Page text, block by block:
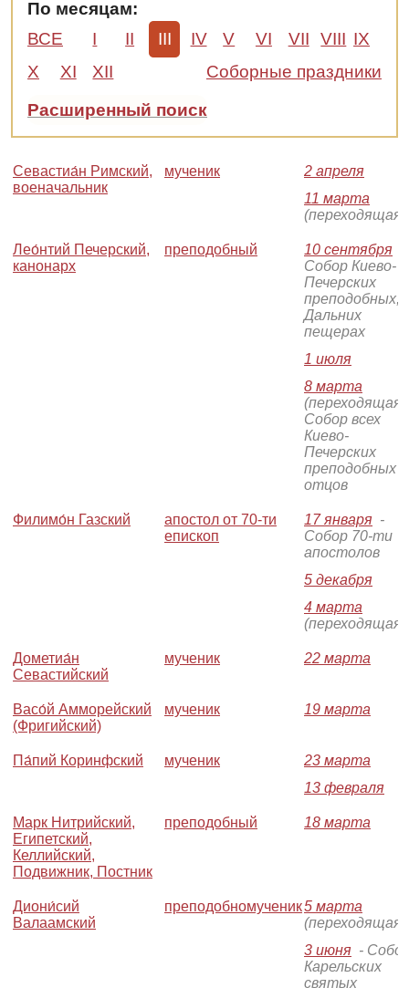
По месяцам:
ВСЕ
I II III IV V VI VII VIII IX
X
XI XII Соборные праздники
Расширенный поиск
Севастиа́н Римский,
военачальник
мученик
2 апреля
11 марта
(переходящая)
Лео́нтий Печерский,
канонарх
преподобный 10 сентября
Собор Киево-
Печерских
преподобных,
Дальних
пещерах
1 июля
8 марта
(переходящая)
Собор всех
Киево-
Печерских
преподобных
отцов
Филимо́н Газский
апостол от 70-ти
епископ
17 января -
Собор 70-ти
апостолов
5 декабря
4 марта
(переходящая)
Дометиа́н
Севастийский
мученик 22 марта
Васо́й Амморейский
(Фригийский)
мученик 19 марта
Па́пий Коринфский мученик
23 марта
13 февраля
Марк Нитрийский,
Египетский,
Келлийский,
Подвижник, Постник
преподобный 18 марта
Диони́сий
Валаамский
преподобномученик5 марта
(переходящая)
3 июня -
Карельских
святых